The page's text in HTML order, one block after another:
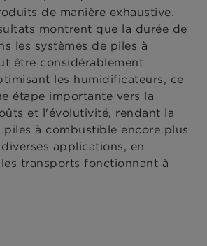
de manière exhaustive.
montrent que la durée de
les systèmes de piles à
être considérablement
les humidificateurs, ce
étape importante vers la
et l'évolutivité, rendant la
à combustible encore plus
applications, en
transports fonctionnant à